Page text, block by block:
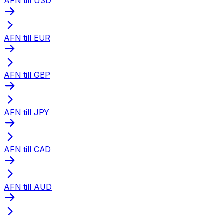
AFN till EUR
AFN till GBP
AFN till JPY
AFN till CAD
AFN till AUD